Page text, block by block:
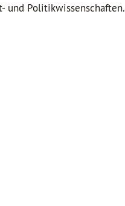
und Politikwissenschaften.